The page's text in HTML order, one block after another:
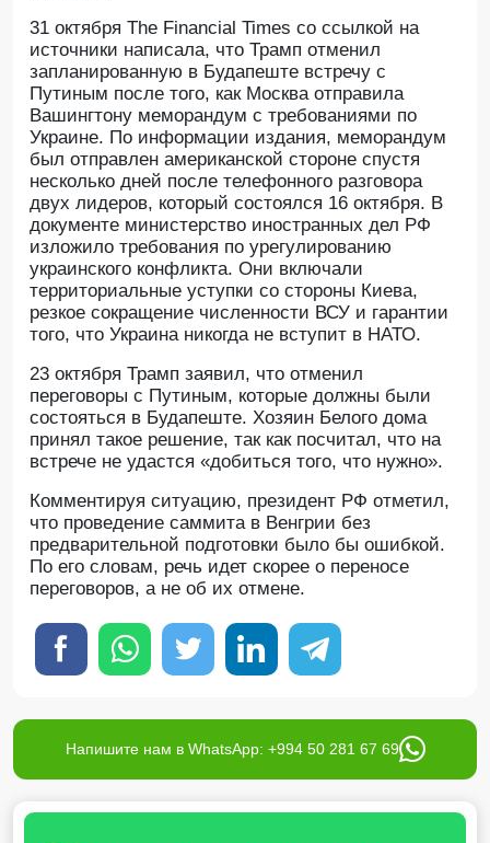
31 октября The Financial Times со ссылкой на
источники написала, что Трамп отменил
запланированную в Будапеште встречу с
Путиным после того, как Москва отправила
Вашингтону меморандум с требованиями по
Украине. По информации издания, меморандум
был отправлен американской стороне спустя
несколько дней после телефонного разговора
двух лидеров, который состоялся 16 октября. В
документе министерство иностранных дел РФ
изложило требования по урегулированию
украинского конфликта. Они включали
территориальные уступки со стороны Киева,
резкое сокращение численности ВСУ и гарантии
того, что Украина никогда не вступит в НАТО.
23 октября Трамп заявил, что отменил
переговоры с Путиным, которые должны были
состояться в Будапеште. Хозяин Белого дома
принял такое решение, так как посчитал, что на
встрече не удастся «добиться того, что нужно».
Комментируя ситуацию, президент РФ отметил,
что проведение саммита в Венгрии без
предварительной подготовки было бы ошибкой.
По его словам, речь идет скорее о переносе
переговоров, а не об их отмене.
Напишите нам в WhatsApp: +994 50 281 67 69